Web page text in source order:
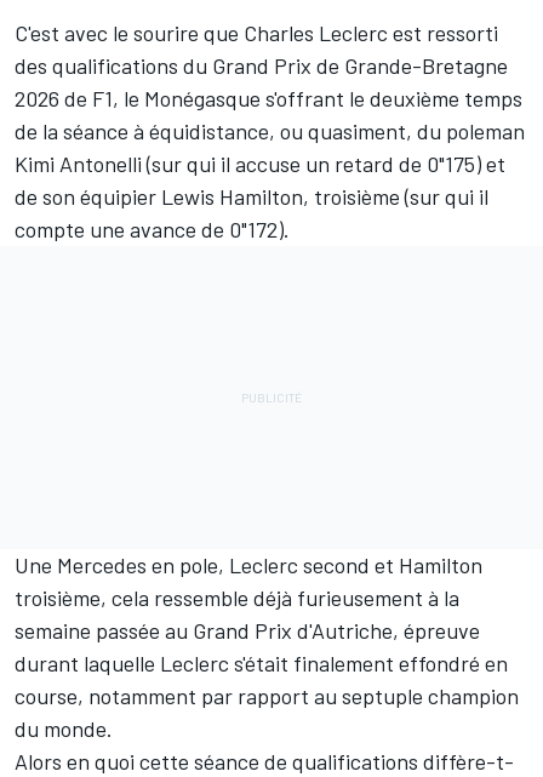
C'est avec le sourire que Charles Leclerc est ressorti
des qualifications du Grand Prix de Grande-Bretagne
2026 de F1, le Monégasque s'offrant le deuxième temps
de la séance à équidistance, ou quasiment, du poleman
Kimi Antonelli(sur qui il accuse un retard de 0"175) et
de son équipier Lewis Hamilton, troisième (sur qui il
compte une avance de 0"172).
Une Mercedes en pole, Leclerc second et Hamilton
troisième, cela ressemble déjà furieusement à la
semaine passée au Grand Prix d'Autriche, épreuve
durant laquelle Leclerc s'était finalement effondré en
course, notamment par rapport au septuple champion
du monde.
Alors en quoi cette séance de qualifications diffère-t-